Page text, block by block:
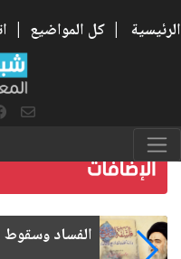
الرئيسية | كل المواضيع |
رواتب